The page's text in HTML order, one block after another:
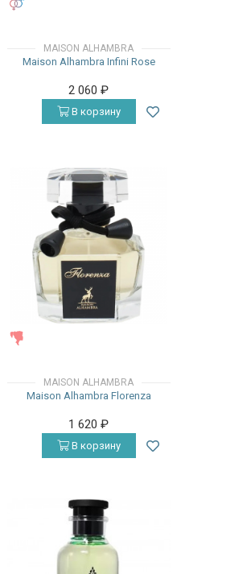
MAISON ALHAMBRA
Maison Alhambra Infini Rose
2 060₽
В корзину
MAISON ALHAMBRA
Maison Alhambra Florenza
1 620₽
В корзину